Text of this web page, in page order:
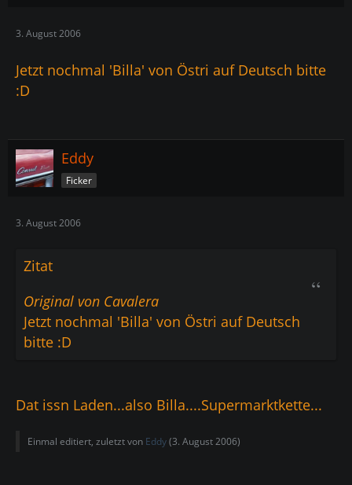
3. August 2006
Jetzt nochmal 'Billa' von Östri auf Deutsch bitte
:D
Eddy
Ficker
3. August 2006
Zitat
Original von Cavalera
Jetzt nochmal 'Billa' von Östri auf Deutsch
bitte :D
Dat issn Laden...also Billa....Supermarktkette...
Einmal editiert, zuletzt von Eddy(3. August 2006)